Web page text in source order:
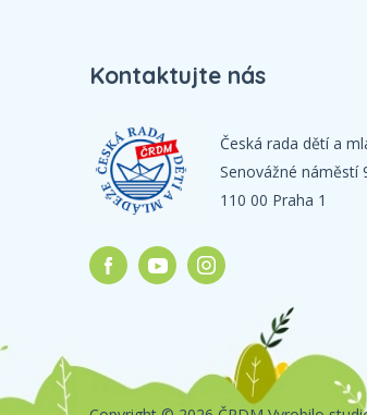
Kontaktujte nás
Česká rada dětí a
Senovážné náměstí
110 00 Praha 1